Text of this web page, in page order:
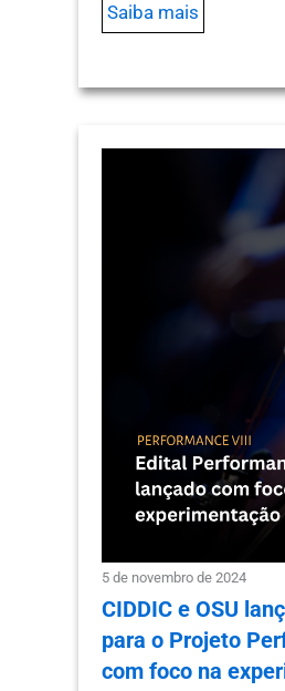
Saiba mais
5 de novembro de 2024
CIDDIC e OSU
para o Projeto
com foco na